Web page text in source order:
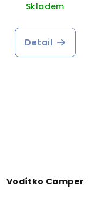
Skladem
Detail
Vodítko Camper